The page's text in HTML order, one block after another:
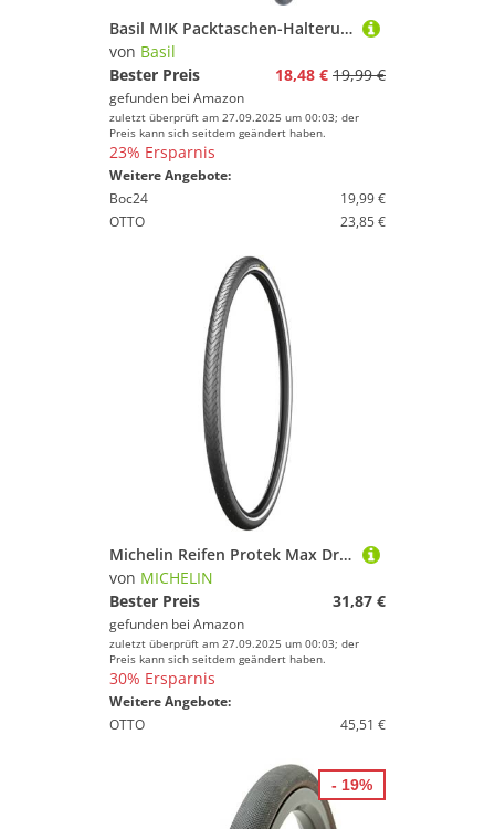
Basil MIK Packtaschen-Halterungen - 2 Stück - für MIK-Gepäckträgerplatte - einfache Montage - Schwarz
von Basil
Bester Preis
18,48 € 19,99 €
gefunden bei Amazon
zuletzt überprüft am 27.09.2025 um 00:03; der
Preis kann sich seitdem geändert haben.
23% Ersparnis
Weitere Angebote:
Boc24
19,99 €
OTTO
23,85 €
Michelin Reifen Protek Max Draht Reflex, Schwarz, 28 Zoll
von MICHELIN
Bester Preis
31,87 €
gefunden bei Amazon
zuletzt überprüft am 27.09.2025 um 00:03; der
Preis kann sich seitdem geändert haben.
30% Ersparnis
Weitere Angebote:
OTTO
45,51 €
- 19%